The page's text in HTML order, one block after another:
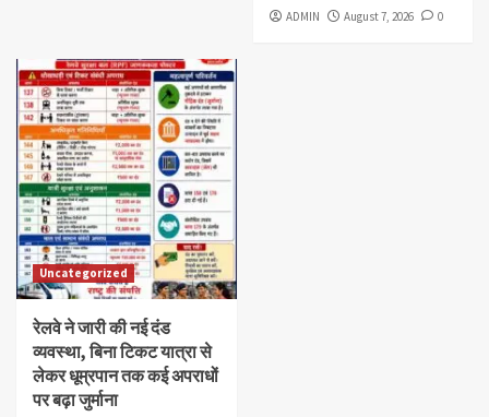
ADMIN August 7, 2026 0
Uncategorized
रेलवे ने जारी की नई दंड
व्यवस्था, बिना टिकट यात्रा से
लेकर धूम्रपान तक कई अपराधों
पर बढ़ा जुर्माना